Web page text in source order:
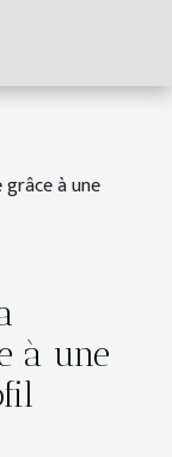
à une
à une